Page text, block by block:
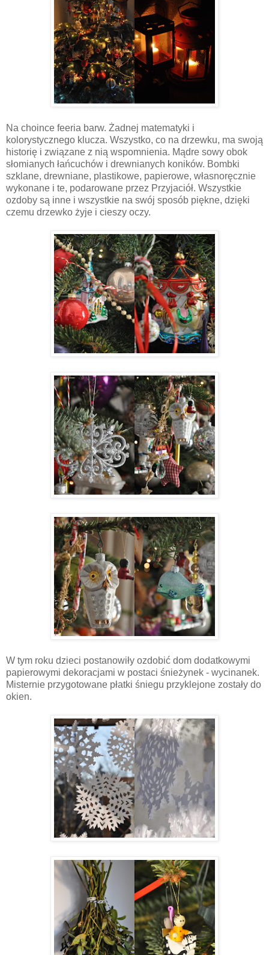
Na choince feeria barw. Żadnej matematyki i
kolorystycznego klucza. Wszystko, co na drzewku, ma swoją
historię i związane z nią wspomnienia. Mądre sowy obok
słomianych łańcuchów i drewnianych koników. Bombki
szklane, drewniane, plastikowe, papierowe, własnoręcznie
wykonane i te, podarowane przez Przyjaciół. Wszystkie
ozdoby są inne i wszystkie na swój sposób piękne, dzięki
czemu drzewko żyje i cieszy oczy.
W tym roku dzieci postanowiły ozdobić dom dodatkowymi
papierowymi dekoracjami w postaci śnieżynek - wycinanek.
Misternie przygotowane płatki śniegu przyklejone zostały do
okien.